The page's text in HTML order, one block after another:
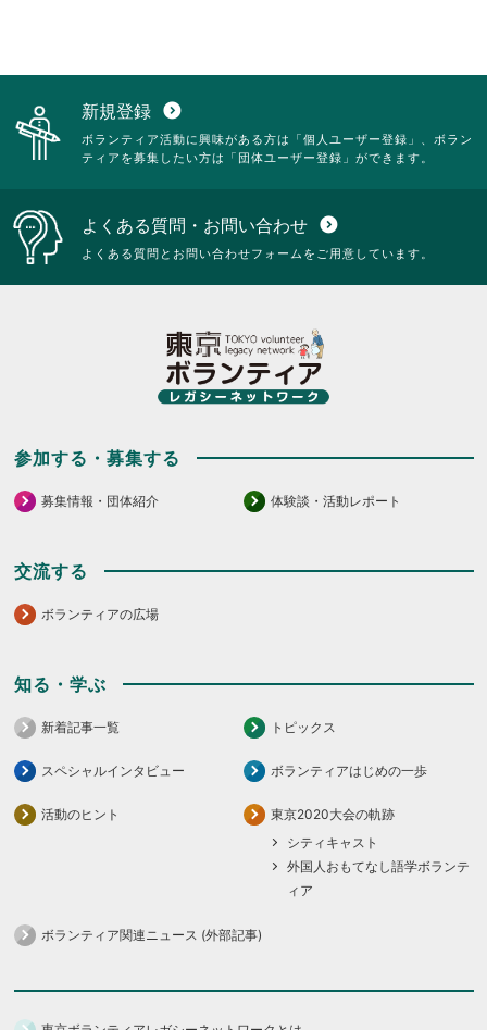
新規登録 expand_circle_down
ボランティア活動に興味がある方は「個人ユーザー登録」、ボラン
ティアを募集したい方は「団体ユーザー登録」ができます。
よくある質問・お問い合わせ expand_circle_down
よくある質問とお問い合わせフォームをご用意しています。
参加する・募集する
募集情報・団体紹介 体験談・活動レポート
交流する
ボランティアの広場
知る・学ぶ
新着記事一覧 トピックス
スペシャルインタビュー ボランティアはじめの一歩
活動のヒント
東京2020大会の軌跡
シティキャスト
外国人おもてなし語学ボランテ
ィア
ボランティア関連ニュース (外部記事)